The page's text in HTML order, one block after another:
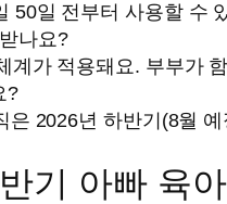
50일 전부터 사용할 수
나요?
계가 적용돼요. 부부가
?
2026년 하반기(8월
기 아빠 육